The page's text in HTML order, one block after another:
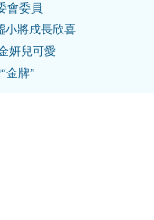
會委員
小將成長欣喜
妍兒可愛
金牌”